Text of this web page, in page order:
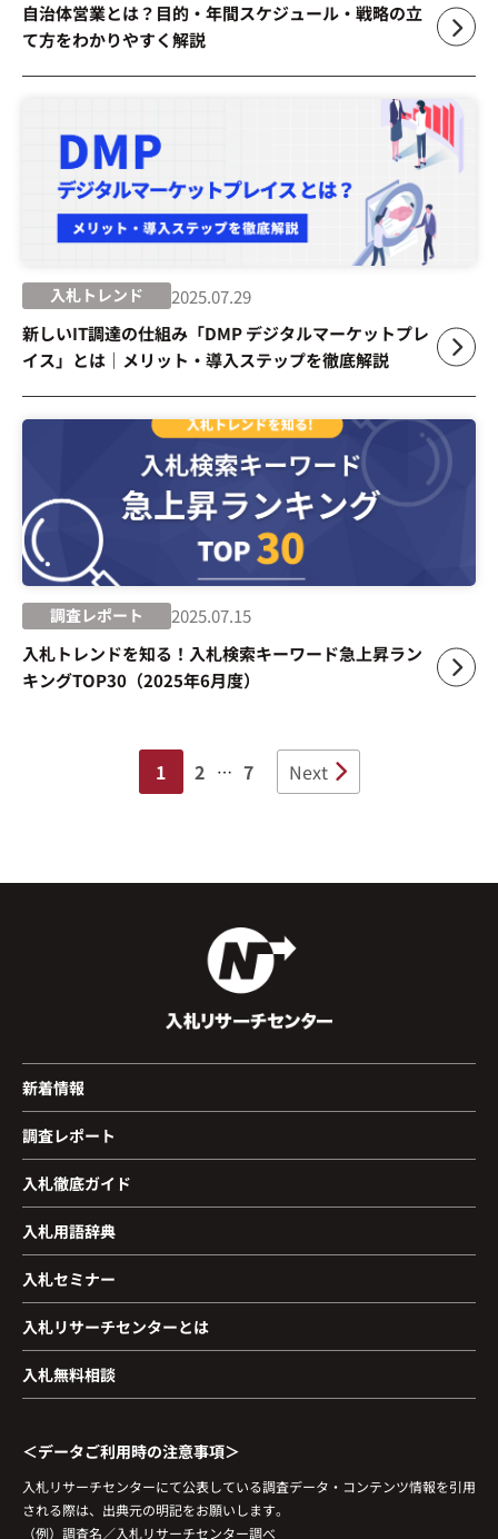
自治体営業とは？目的・年間スケジュール・戦略の立
て方をわかりやすく解説
入札トレンド
2025.07.29
新しいIT調達の仕組み「DMP デジタルマーケットプレ
イス」とは｜メリット・導入ステップを徹底解説
調査レポート
2025.07.15
入札トレンドを知る！入札検索キーワード急上昇ラン
キングTOP30（2025年6月度）
1 2 … 7 Next
新着情報
調査レポート
入札徹底ガイド
入札用語辞典
入札セミナー
入札リサーチセンターとは
入札無料相談
＜データご利用時の注意事項＞
入札リサーチセンターにて公表している調査データ・コンテンツ情報を引用
される際は、出典元の明記をお願いします。
（例）調査名／入札リサーチセンター調べ